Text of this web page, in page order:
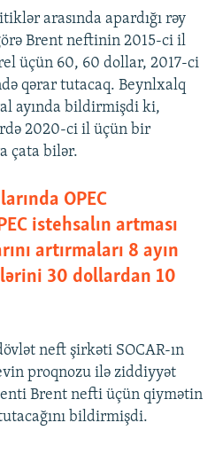
arasında apardığı rəy
Brent neftinin 2015-ci il
üçün 60, 60 dollar, 2017-ci
qərar tutacaq. Beynlxalq
ayında bildirmişdi ki,
2020-ci il üçün bir
çata bilər.
OPEC
istehsalın artması
artırmaları 8 ayın
30 dollardan 10
neft şirkəti SOCAR-ın
proqnozu ilə ziddiyyət
Brent nefti üçün qiymətin
bildirmişdi.